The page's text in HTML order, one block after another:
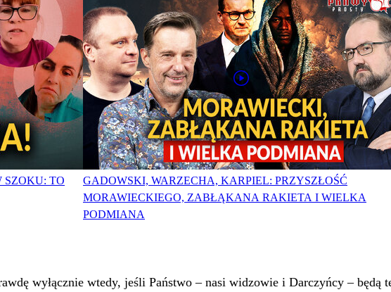
SZOKU: TO
GADOWSKI, WARZECHA, KARPIEL: PRZYSZŁOŚĆ
MORAWIECKIEGO, ZABŁĄKANA RAKIETA I WIELKA
PODMIANA
wyłącznie wtedy, jeśli Państwo – nasi widzowie i Darczyńcy – będą